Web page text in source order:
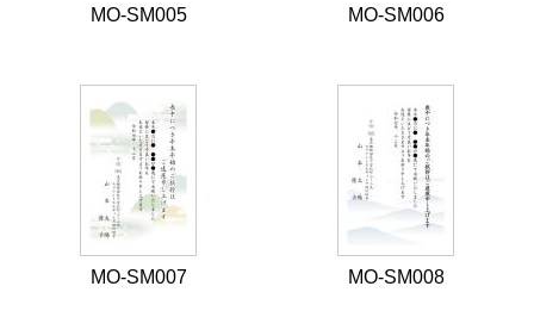
MO-SM005 MO-SM006
MO-SM007 MO-SM008